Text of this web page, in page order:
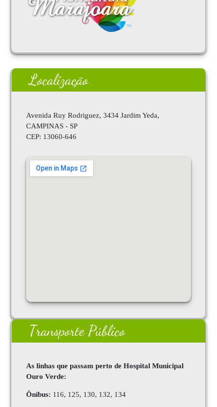
Localização
Avenida Ruy Rodriguez, 3434 Jardim Yeda,
CAMPINAS - SP
CEP: 13060-646
Transporte Público
As linhas que passam perto de Hospital Municipal
Ouro Verde:
Ônibus: 116, 125, 130, 132, 134